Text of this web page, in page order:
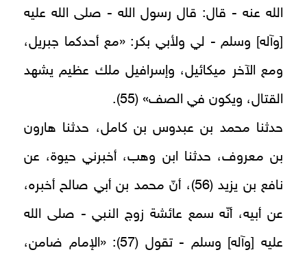
الله عنه - قال: قال رسول الله - صلى الله عليه
[وآله] وسلم - لي ولأبي بكر: «مع أحدكما جبريل،
ومع الآخر ميكائيل، وإسرافيل ملك عظيم يشهد
القتال، ويكون في الصف» (55).
حدثنا محمد بن عبدوس بن كامل، حدثنا هارون
بن معروف، حدثنا ابن وهب، أخبرني حيوة، عن
نافع بن يزيد (56)، أنّ محمد بن أبي صالح أخبره،
عن أبيه، أنّه سمع عائشة زوج النبي - صلى الله
عليه [وآله] وسلم - تقول (57): «الإمام ضامن،